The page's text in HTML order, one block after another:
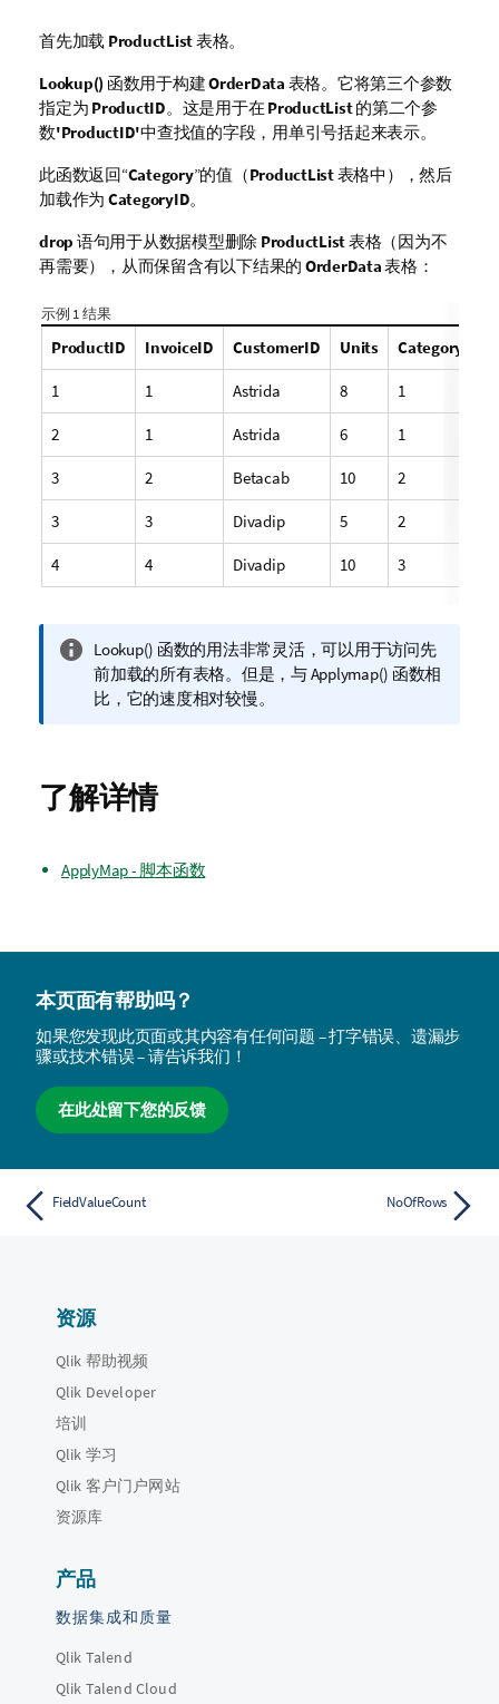
首先加载 ProductList表格。
Lookup() 函数用于构建OrderData 表格。它将第三个参数
指定为 ProductID。这是用于在 ProductList的第二个参
数'ProductID'中查找值的字段，用单引号括起来表示。
此函数返回“Category”的值（ProductList表格中），然后
加载作为 CategoryID。
drop 语句用于从数据模型删除 ProductList表格（因为不
再需要），从而保留含有以下结果的 OrderData表格：
示例 1 结果
ProductID InvoiceID CustomerID Units CategoryID
1 1 Astrida 8 1
2 1 Astrida 6 1
3 2 Betacab 10 2
3 3 Divadip 5 2
4 4 Divadip 10 3
信
息
注
Lookup() 函数的用法非常灵活，可以用于访问先
前加载的所有表格。但是，与Applymap() 函数相
比，它的速度相对较慢。
了解详情
ApplyMap - 脚本函数
本页面有帮助吗？
如果您发现此页面或其内容有任何问题 – 打字错误、遗漏步
骤或技术错误 – 请告诉我们！
在此处留下您的反馈
FieldValueCount NoOfRows
资源
Qlik 帮助视频
Qlik Developer
培训
Qlik 学习
Qlik 客户门户网站
资源库
产品
数据集成和质量
Qlik Talend
Qlik Talend Cloud